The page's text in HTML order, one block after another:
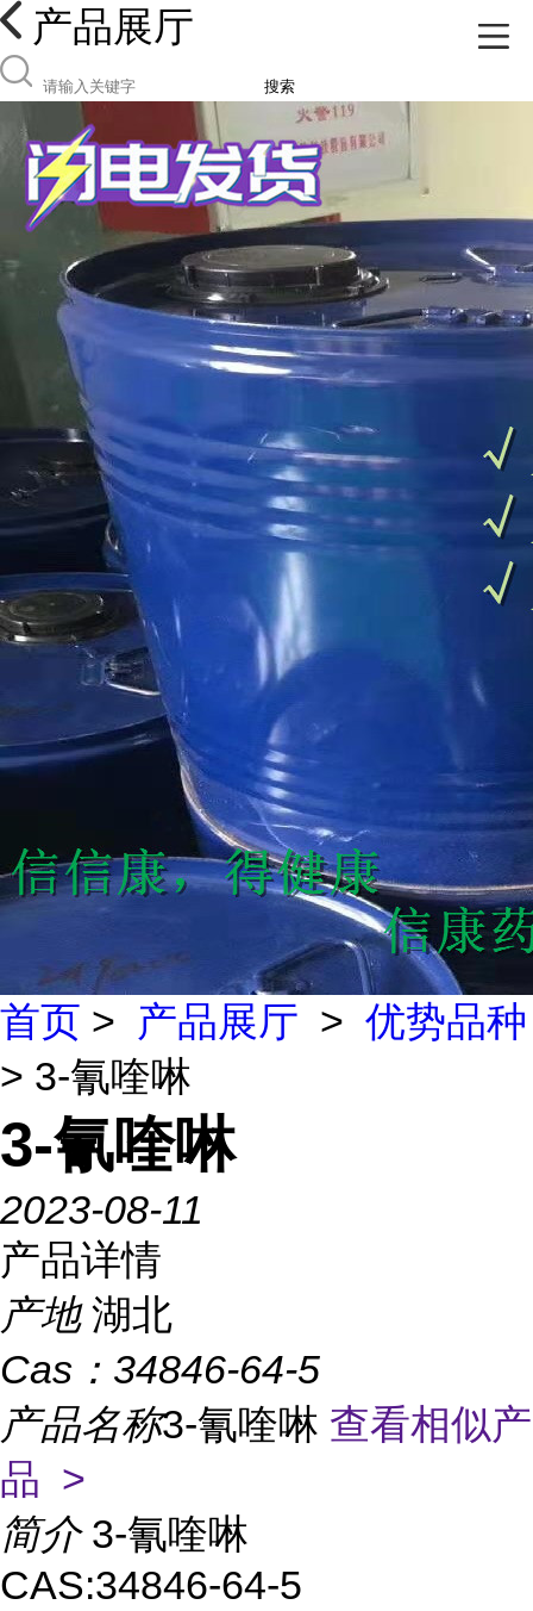
产品展厅
搜索
首页 > 产品展厅 > 优势品种
> 3-氰喹啉
3-氰喹啉
2023-08-11
产品详情
产地 湖北
Cas： 34846-64-5
产品名称3-氰喹啉 查看相似产
品 >
简介 3-氰喹啉
CAS:34846-64-5